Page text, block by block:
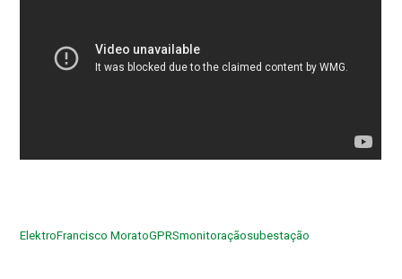
ElektroFrancisco MoratoGPRSmonitoraçãosubestação